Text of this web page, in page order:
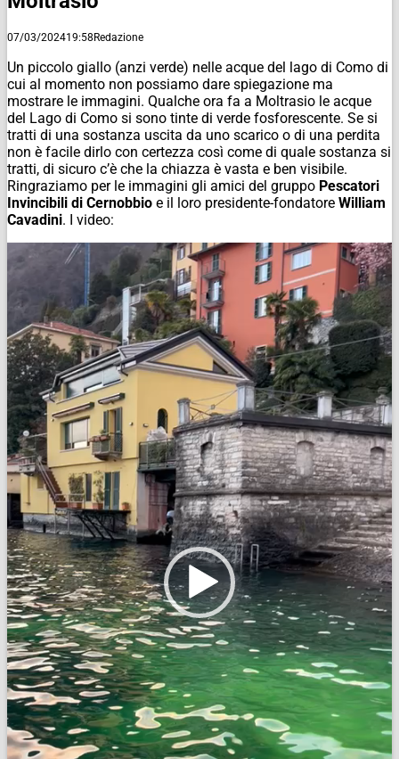
07/03/202419:58Redazione
Un piccolo giallo (anzi verde) nelle acque del lago di Como di
cui al momento non possiamo dare spiegazione ma
mostrare le immagini. Qualche ora fa a Moltrasio le acque
del Lago di Como si sono tinte di verde fosforescente. Se si
tratti di una sostanza uscita da uno scarico o di una perdita
non è facile dirlo con certezza così come di quale sostanza si
tratti, di sicuro c’è che la chiazza è vasta e ben visibile.
Ringraziamo per le immagini gli amici del gruppo Pescatori
Invincibili di Cernobbio e il loro presidente-fondatore William
Cavadini. I video:
Video
Player